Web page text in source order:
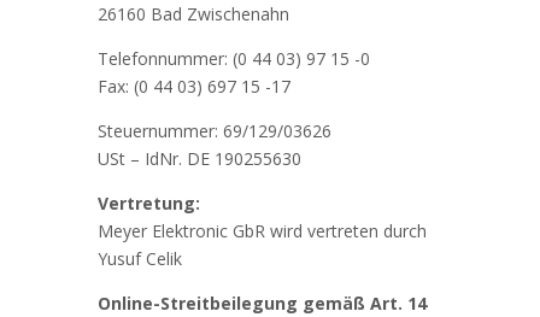
26160 Bad Zwischenahn
Telefonnummer: (0 44 03) 97 15 -0
Fax: (0 44 03) 697 15 -17
Steuernummer: 69/129/03626
USt – IdNr. DE 190255630
Vertretung:
Meyer Elektronic GbR wird vertreten durch
Yusuf Celik
Online-Streitbeilegung gemäß Art. 14